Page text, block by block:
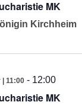
MK
Kirchheim
| 11:00 - 12:00
MK